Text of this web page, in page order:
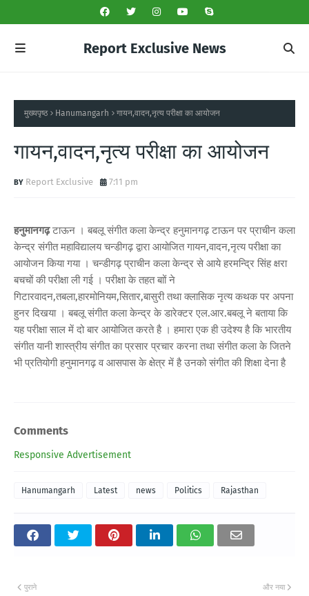
Report Exclusive News
मुख्यपृष्ठ Hanumangarh गायन,वादन,नृत्य परीक्षा का आयोजन
गायन,वादन,नृत्य परीक्षा का आयोजन
Report Exclusive 7:11 pm
हनुमानगढ़टाऊन । बबलू संगीत कला केन्द्र हनुमानगढ़ टाऊन पर प्राचीन कला
केन्द्र संगीत महाविद्यालय चन्डीगढ़ द्वारा आयोजित गायन,वादन,नृत्य परीक्षा का
आयोजन किया गया । चन्डीगढ़ प्राचीन कला केन्द्र से आये हरमन्द्रि सिंह क्षरा
बचचों की परीक्षा ली गई । परीक्षा के तहत बाों ने
गिटारवादन,तबला,हारमोनियम,सितार,बासुरी तथा क्लासिक नृत्य कथक पर अपना
हुनर दिखया । बबलू संगीत कला केन्द्र के डारेक्टर एल.आर.बबलू ने बताया कि
यह परीक्षा साल में दो बार आयोजित करते है । हमारा एक ही उदेश्य है कि भारतीय
संगीत यानी शास्त्रीय संगीत का प्रसार प्रचार करना तथा संगीत कला के जितने
भी प्रतियोगी हनुमानगढ़ व आसपास के क्षेत्र में है उनको संगीत की शिक्षा देना है
Comments
Responsive Advertisement
Hanumangarh Latest news Politics Rajasthan
और नया
पुराने